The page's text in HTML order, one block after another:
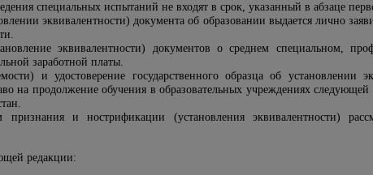
специальных испытаний не входят в срок, указанный в абзаце
эквивалентности) документа об образовании выдается лично
эквивалентности) документов о среднем специальном,
заработной платы.
и удостоверение государственного образца об установлении
на продолжение обучения в образовательных учреждениях следующей
и нострификации (установления эквивалентности)
редакции: